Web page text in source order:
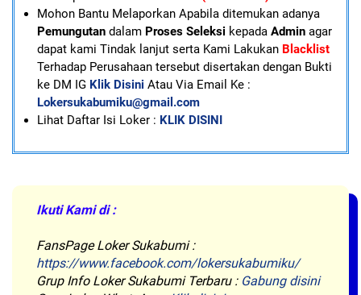
Mohon Bantu Melaporkan Apabila ditemukan adanya
Pemungutandalam Proses Seleksi kepada Adminagar
dapat kami Tindak lanjut serta Kami LakukanBlacklist
Terhadap Perusahaan tersebut disertakan dengan Bukti
ke DM IG Klik Disini Atau Via Email Ke :
Lokersukabumiku@gmail.com
Lihat Daftar Isi Loker : KLIK DISINI
Ikuti Kami di :
FansPage Loker Sukabumi :
https://www.facebook.com/lokersukabumiku/
Grup Info Loker Sukabumi Terbaru : Gabung disini